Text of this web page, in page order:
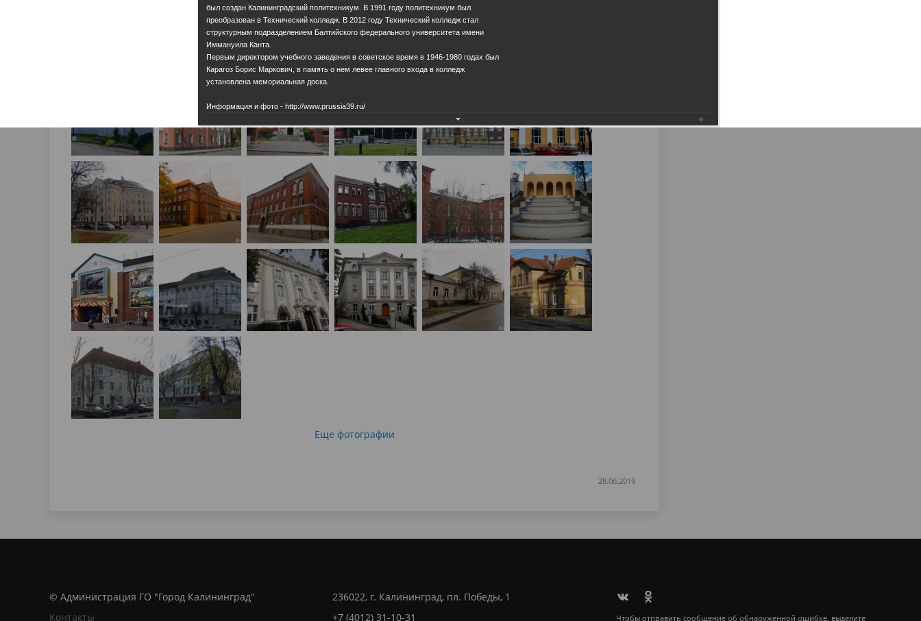
Еще фотографии
28.06.2019
© Администрация ГО "Город Калининград"
Контакты
236022, г. Калининград, пл. Победы, 1
+7 (4012) 31-10-31
Чтобы отправить сообщение об обнаруженной ошибке, выделите
был создан Калининградский политехникум. В 1991 году политехникум был
преобразован в Технический колледж. В 2012 году Технический колледж стал
структурным подразделением Балтийского федерального университета имени
Иммануила Канта.
Первым директором учебного заведения в советское время в 1946-1980 годах был
Карагоз Борис Маркович, в память о нем левее главного входа в колледж
установлена мемориальная доска.
Информация и фото - http://www.prussia39.ru/